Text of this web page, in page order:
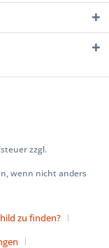
zzgl.
wenn nicht anders
zu finden?